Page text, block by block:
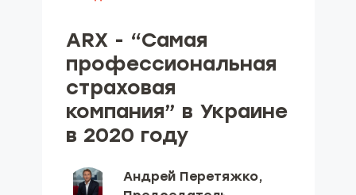
ARX - “Самая
профессиональная
страховая
компания” в Украине
в 2020 году
Андрей Перетяжко,